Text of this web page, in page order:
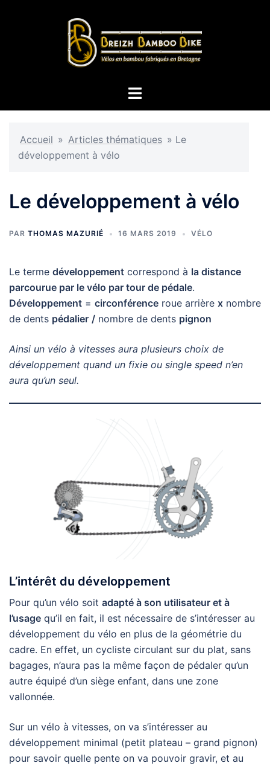
Ouvrir/fermer
Accueil » Articles thématiques » Le
développement à vélo
Le développement à vélo
PAR THOMAS MAZURIÉ 16 MARS 2019 VÉLO
Le terme développement correspond à la distance
parcourue par le vélo par tour de pédale.
Développement = circonférence roue arrière x nombre
de dents pédalier / nombre de dents pignon
Ainsi un vélo à vitesses aura plusieurs choix de
développement quand un fixie ou single speed n’en
aura qu’un seul.
L’intérêt du développement
Pour qu’un vélo soit adapté à son utilisateur et à
l’usage qu’il en fait, il est nécessaire de s’intéresser au
développement du vélo en plus de la géométrie du
cadre. En effet, un cycliste circulant sur du plat, sans
bagages, n’aura pas la même façon de pédaler qu’un
autre équipé d’un siège enfant, dans une zone
vallonnée.
Sur un vélo à vitesses, on va s’intéresser au
développement minimal (petit plateau – grand pignon)
pour savoir quelle pente on va pouvoir gravir, et au